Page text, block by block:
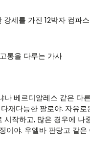
강세를 가진 12박자 컴파스
통을 다루는 가사
나 베르디알레스 같은 다
재다능한 팔로야. 자유로
시작하고, 많은 경우에 나
이야. 우엘바 판당고 같은